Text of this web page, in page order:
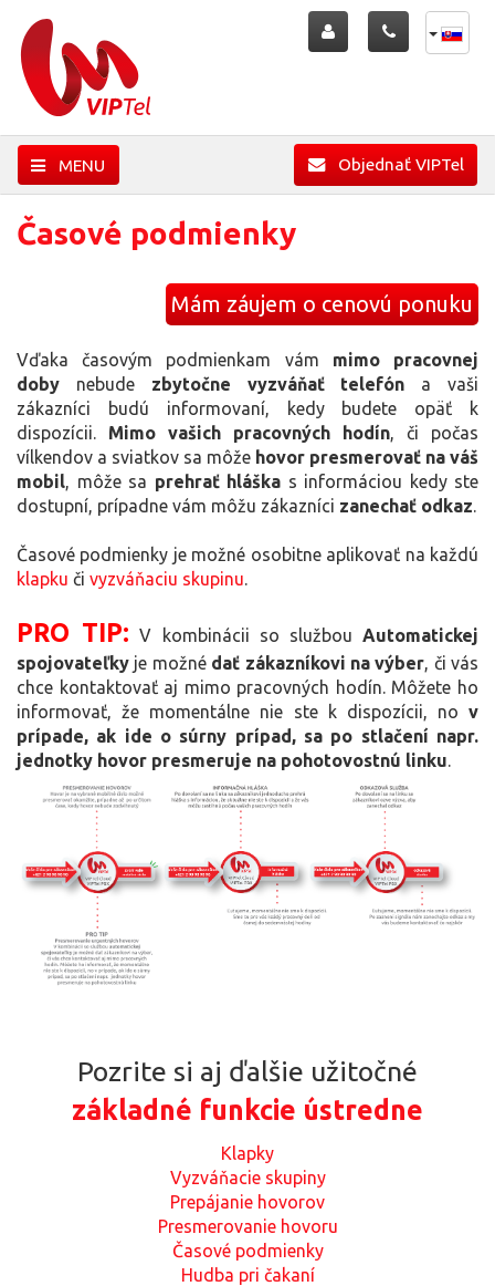
MENU Objednať VIPTel
Časové podmienky
Mám záujem o cenovú ponuku
Vďaka časovým podmienkam vám mimo pracovnej
doby nebude zbytočne vyzváňať telefón a vaši
zákazníci budú informovaní, kedy budete opäť k
dispozícii. Mimo vašich pracovných hodín, či počas
vílkendov a sviatkov sa môže hovor presmerovať na váš
mobil, môže sa prehrať hláška s informáciou kedy ste
dostupní, prípadne vám môžu zákazníci zanechať odkaz.
Časové podmienky je možné osobitne aplikovať na každú
klapku či vyzváňaciu skupinu.
PRO TIP: V kombinácii so službouAutomatickej
spojovateľky je možné dať zákazníkovi na výber, či vás
chce kontaktovať aj mimo pracovných hodín. Môžete ho
informovať, že momentálne nie ste k dispozícii, no v
prípade, ak ide o súrny prípad, sa po stlačení napr.
jednotky hovor presmeruje na pohotovostnú linku.
Pozrite si aj ďalšie užitočné
základné funkcie ústredne
Klapky
Vyzváňacie skupiny
Prepájanie hovorov
Presmerovanie hovoru
Časové podmienky
Hudba pri čakaní